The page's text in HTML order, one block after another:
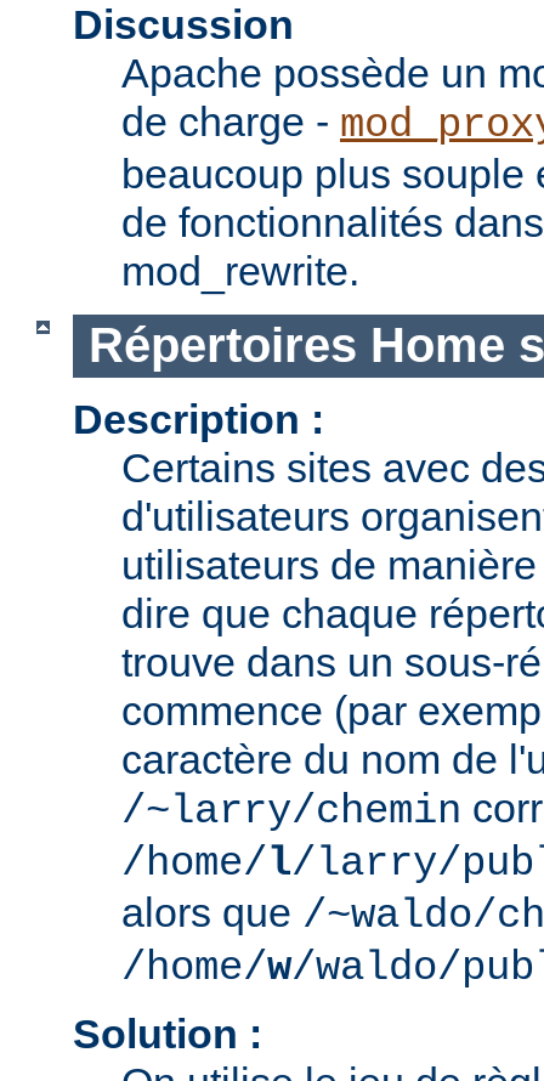
Discussion
Apache possède un
de charge -
beaucoup plus souple
de fonctionnalités
mod_rewrite.
Répertoires Home
Description :
Certains sites avec
d'utilisateurs
utilisateurs de
dire que chaque
trouve dans un sous-
commence (par
caractère du nom de
/~larry/chemin
/home/l/larry/
alors que /~waldo/
/home/w/waldo/
Solution :